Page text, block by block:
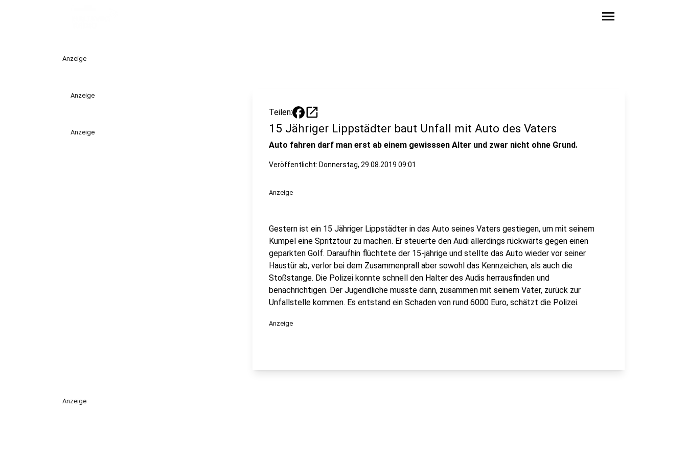
menu
Anzeige
Anzeige
Anzeige
Teilen: open_in_new
15 Jähriger Lippstädter baut Unfall mit Auto des Vaters
Auto fahren darf man erst ab einem gewisssen Alter und zwar nicht ohne Grund.
Veröffentlicht: Donnerstag, 29.08.2019 09:01
Anzeige
Gestern ist ein 15 Jähriger Lippstädter in das Auto seines Vaters gestiegen, um mit seinem
Kumpel eine Spritztour zu machen. Er steuerte den Audi allerdings rückwärts gegen einen
geparkten Golf. Daraufhin flüchtete der 15-jährige und stellte das Auto wieder vor seiner
Haustür ab, verlor bei dem Zusammenprall aber sowohl das Kennzeichen, als auch die
Stoßstange. Die Polizei konnte schnell den Halter des Audis herrausfinden und
benachrichtigen. Der Jugendliche musste dann, zusammen mit seinem Vater, zurück zur
Unfallstelle kommen. Es entstand ein Schaden von rund 6000 Euro, schätzt die Polizei.
Anzeige
Anzeige